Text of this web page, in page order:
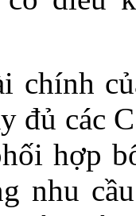
chính
đủ các
hợp
nhu